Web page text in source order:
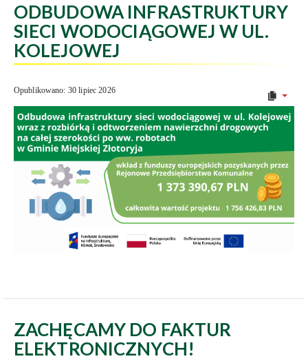
ODBUDOWA INFRASTRUKTURY
SIECI WODOCIĄGOWEJ W UL.
KOLEJOWEJ
Opublikowano: 30 lipiec 2026
ZACHĘCAMY DO FAKTUR
ELEKTRONICZNYCH!